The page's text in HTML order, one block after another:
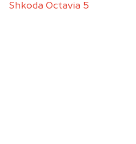
Shkoda Octavia 5